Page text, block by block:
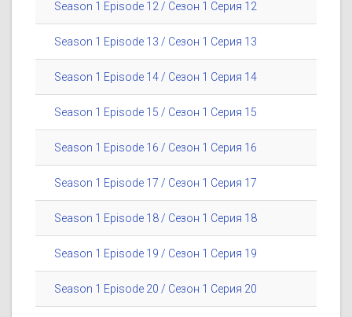
Season 1 Episode 12 / Сезон 1 Серия 12
Season 1 Episode 13 / Сезон 1 Серия 13
Season 1 Episode 14 / Сезон 1 Серия 14
Season 1 Episode 15 / Сезон 1 Серия 15
Season 1 Episode 16 / Сезон 1 Серия 16
Season 1 Episode 17 / Сезон 1 Серия 17
Season 1 Episode 18 / Сезон 1 Серия 18
Season 1 Episode 19 / Сезон 1 Серия 19
Season 1 Episode 20 / Сезон 1 Серия 20